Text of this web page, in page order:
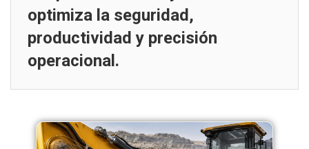
optimiza la seguridad,
productividad y precisión
operacional.